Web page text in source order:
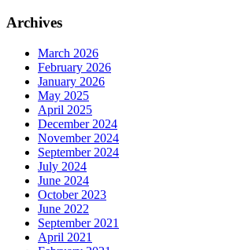
Archives
March 2026
February 2026
January 2026
May 2025
April 2025
December 2024
November 2024
September 2024
July 2024
June 2024
October 2023
June 2022
September 2021
April 2021